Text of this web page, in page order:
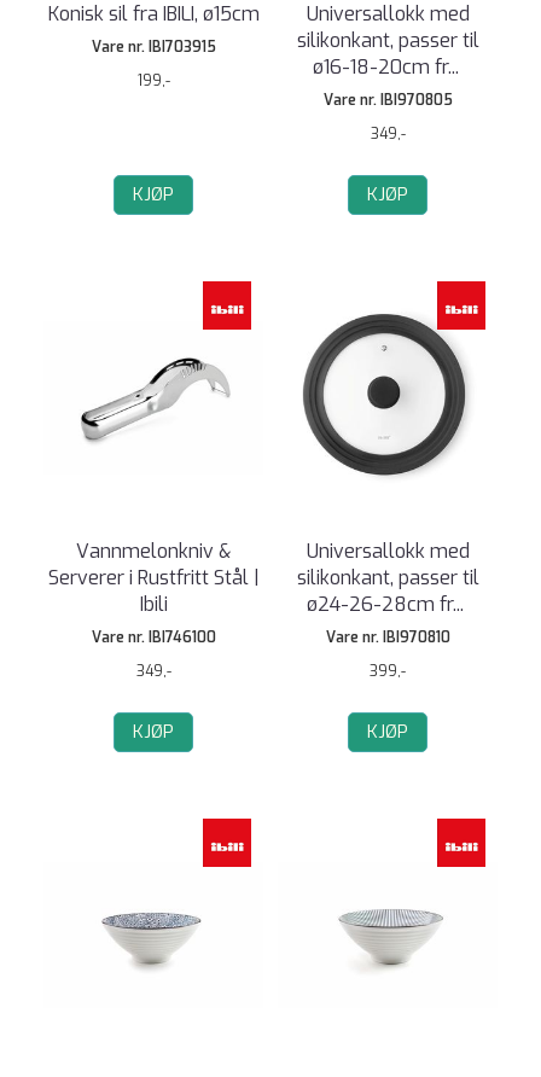
Konisk sil fra IBILI, ø15cm
Vare nr. IBI703915
199,-
KJØP
Universallokk med
silikonkant, passer til
ø16-18-20cm fr...
Vare nr. IBI970805
349,-
KJØP
Vannmelonkniv &
Serverer i Rustfritt Stål |
Ibili
Vare nr. IBI746100
349,-
KJØP
Universallokk med
silikonkant, passer til
ø24-26-28cm fr...
Vare nr. IBI970810
399,-
KJØP